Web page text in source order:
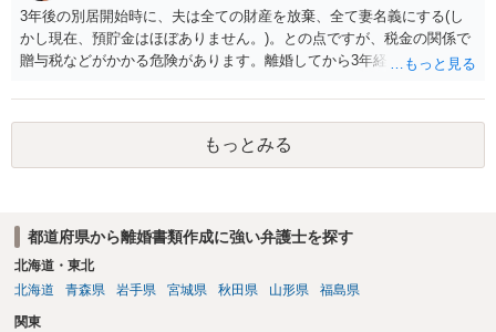
3年後の別居開始時に、夫は全ての財産を放棄、全て妻名義にする(し
かし現在、預貯金はほぼありません。)。との点ですが、税金の関係で
贈与税などがかかる危険があります。離婚してから3年経過しているの
て、離婚時に財産分与した方が法律的には良いかと思います。ご参考
にしてください。
もっとみる
都道府県から離婚書類作成に強い弁護士を探す
北海道・東北
北海道
青森県 岩手県 宮城県 秋田県 山形県 福島県
関東